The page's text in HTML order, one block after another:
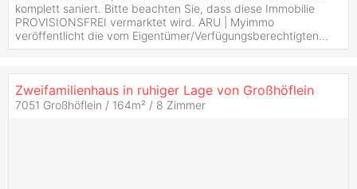
komplett saniert. Bitte beachten Sie, dass diese Immobilie
PROVISIONSFREI vermarktet wird. ARU | Myimmo
veröffentlicht die vom Eigentümer/Verfügungsberechtigten...
Zweifamilienhaus in ruhiger Lage von Großhöflein
7051 Großhöflein / 164m² / 8 Zimmer